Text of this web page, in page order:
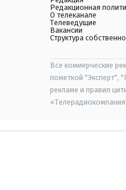
Редакционная
О телеканале
Телеведущие
Вакансии
Структура
Все коммерческие
пометкой "Эксперт",
рекламе и правил